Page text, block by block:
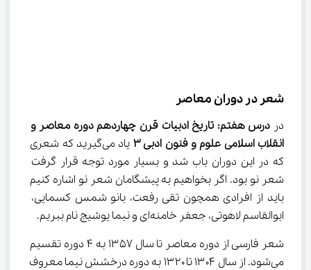
شعر در دوران معاصر
در درس هفتم: تاریخ ادبیات قرن چهاردهم دوره معاصر و
انقلاب اسلامی علوم و فنون ادبی ۳
یاد می‌گیرید که شعری
که در این دوران باب شد و بسیار مورد توجه قرار گرفت
شعر نو بود. اگر بخواهیم به پیشگامان شعر نو اشاره کنیم
باید از افرادی همچون تقی رفعت، بانو شمس کسمایی،
ابوالقاسم لاهوتی، جعفر خامنه‌ای و نیما یوشیج نام ببریم.
شعر فارسی از دوره معاصر تا سال ۱۳۵۷ به ۴ دوره تقسیم
می‌شود. از سال ۱۳۰۴ تا ۱۳۲۰ به دوره درخشش نیما معروف